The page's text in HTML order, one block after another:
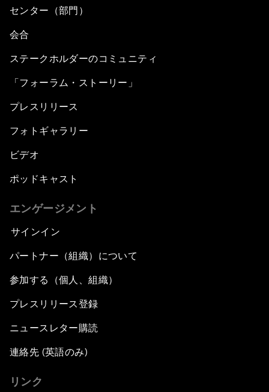
センター（部門）
会合
ステークホルダーのコミュニティ
「フォーラム・ストーリー」
プレスリリース
フォトギャラリー
ビデオ
ポッドキャスト
エンゲージメント
サインイン
パートナー（組織）について
参加する（個人、組織）
プレスリリース登録
ニュースレター購読
連絡先 (英語のみ)
リンク